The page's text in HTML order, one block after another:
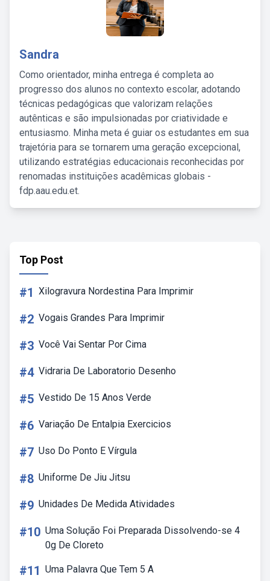
Sandra
Como orientador, minha entrega é completa ao
progresso dos alunos no contexto escolar, adotando
técnicas pedagógicas que valorizam relações
autênticas e são impulsionadas por criatividade e
entusiasmo. Minha meta é guiar os estudantes em sua
trajetória para se tornarem uma geração excepcional,
utilizando estratégias educacionais reconhecidas por
renomadas instituições acadêmicas globais -
fdp.aau.edu.et.
Top Post
#1 Xilogravura Nordestina Para Imprimir
#2 Vogais Grandes Para Imprimir
#3 Você Vai Sentar Por Cima
#4 Vidraria De Laboratorio Desenho
#5 Vestido De 15 Anos Verde
#6 Variação De Entalpia Exercicios
#7 Uso Do Ponto E Vírgula
#8 Uniforme De Jiu Jitsu
#9 Unidades De Medida Atividades
#10 Uma Solução Foi Preparada Dissolvendo-se 4
0g De Cloreto
#11 Uma Palavra Que Tem 5 A